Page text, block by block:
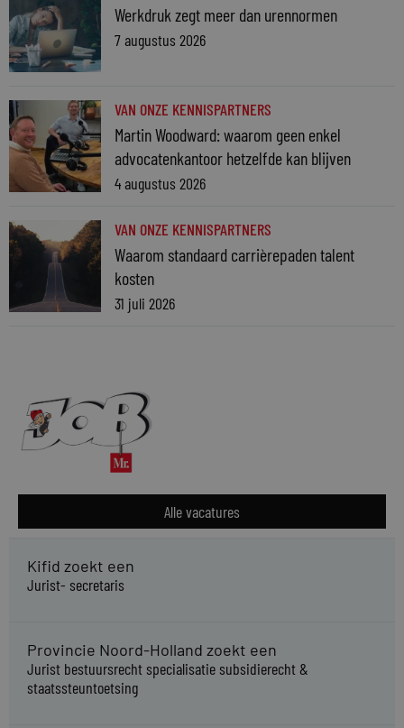
Werkdruk zegt meer dan urennormen
7 augustus 2026
VAN ONZE KENNISPARTNERS
Martin Woodward: waarom geen enkel
advocatenkantoor hetzelfde kan blijven
4 augustus 2026
VAN ONZE KENNISPARTNERS
Waarom standaard carrièrepaden talent
kosten
31 juli 2026
Alle vacatures
Kifid zoekt een
Jurist- secretaris
Provincie Noord-Holland zoekt een
Jurist bestuursrecht specialisatie subsidierecht &
staatssteuntoetsing